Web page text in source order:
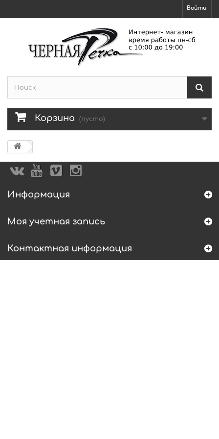
Войти
Корзина (пусто)
Информация
Моя учетная запись
Контактная информация